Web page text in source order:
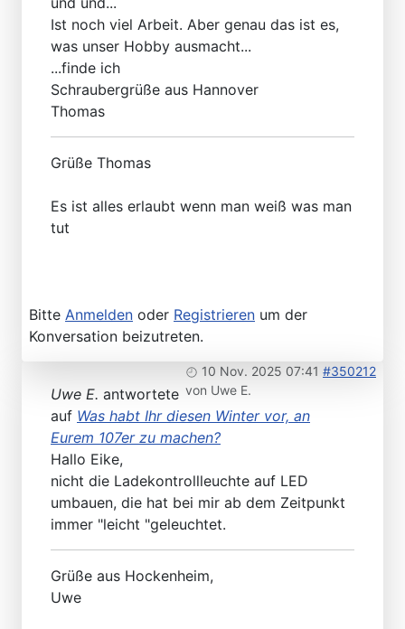
Ist noch viel Arbeit. Aber genau das ist es,
was unser Hobby ausmacht...
...finde ich
Schraubergrüße aus Hannover
Thomas
Grüße Thomas
Es ist alles erlaubt wenn man weiß was man
tut
Bitte Anmelden oder Registrieren um der
Konversation beizutreten.
10 Nov. 2025 07:41 #350212
von Uwe E.
Uwe E. antwortete
auf Was habt Ihr diesen Winter vor, an
Eurem 107er zu machen?
Hallo Eike,
nicht die Ladekontrollleuchte auf LED
umbauen, die hat bei mir ab dem Zeitpunkt
immer "leicht "geleuchtet.
Grüße aus Hockenheim,
Uwe